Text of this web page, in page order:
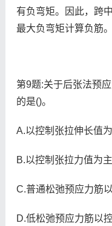
有负弯矩。因此，跨
最大负弯矩计算负筋
第9题:关于后张法预
的是()。
A.以控制张拉伸长值
B.以控制张拉力值为
C.普通松弛预应力筋
D.低松弛预应力筋以